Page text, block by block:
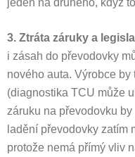
3. Ztráta záruky a
i zásah do převodovky
nového auta. Výrobce by
(diagnostika TCU může
záruku na převodovku
ladění převodovky zatím
protože nemá přímý vliv